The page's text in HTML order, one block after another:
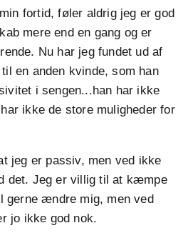
fortid, føler aldrig jeg er god
mere end en gang og er
Nu har jeg fundet ud af
en anden kvinde, som han
i sengen...han har ikke
ikke de store muligheder for
jeg er passiv, men ved ikke
det. Jeg er villig til at kæmpe
gerne ændre mig, men ved
jo ikke god nok.